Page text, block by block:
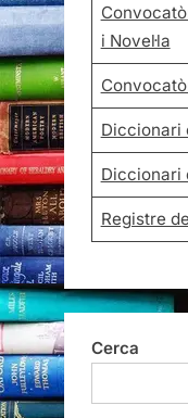
i Novel·la
Diccionari
Diccionari
Registre
Cerca